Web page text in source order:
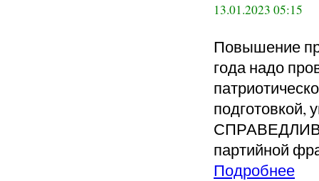
13.01.2023 05:15
Повышение
года надо
подготовкой,
партийной
Подробнее